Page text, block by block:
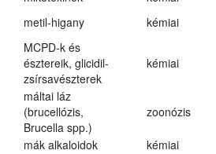
metil-higany
kémiai
MCPD-k és
észtereik, glicidil-
zsírsavészterek
kémiai
máltai láz
(brucellózis,
Brucella spp.)
zoonózis
mák alkaloidok kémiai